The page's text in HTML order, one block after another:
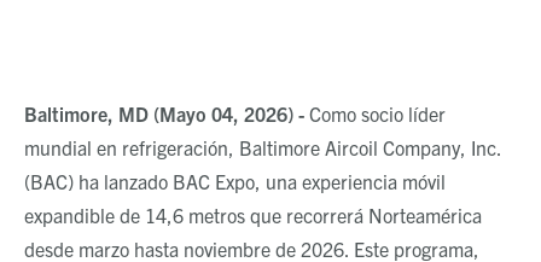
Baltimore, MD (Mayo 04, 2026) - Como socio líder
mundial en refrigeración, Baltimore Aircoil Company, Inc.
(BAC) ha lanzado BAC Expo, una experiencia móvil
expandible de 14,6 metros que recorrerá Norteamérica
desde marzo hasta noviembre de 2026. Este programa,